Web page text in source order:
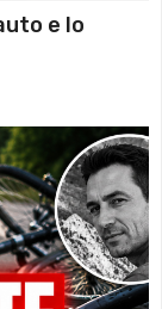
e lo